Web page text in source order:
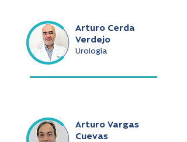
Arturo Cerda
Verdejo
Urología
Arturo Vargas
Cuevas